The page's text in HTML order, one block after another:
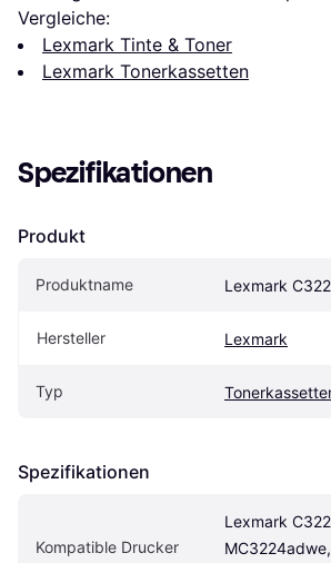
Vergleiche:
Lexmark Tinte & Toner
Lexmark Tonerkassetten
Spezifikationen
Produkt
Produktname Lexmark
Hersteller Lexmark
Typ
Spezifikationen
Kompatible Drucker
Lexmark